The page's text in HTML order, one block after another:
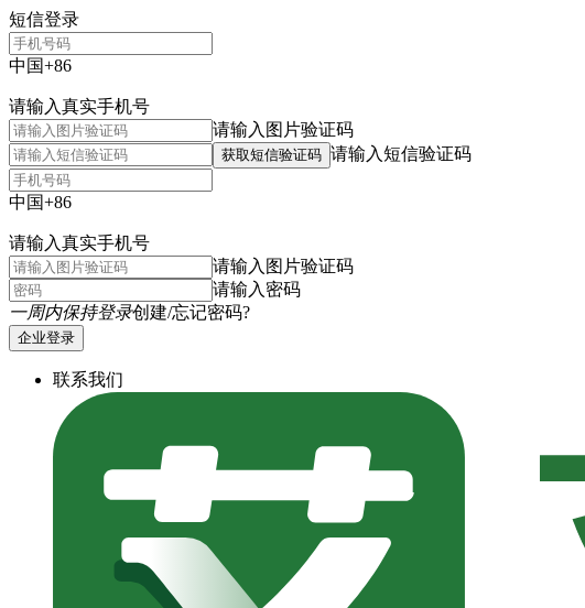
短信登录
中国+86
请输入真实手机号
请输入图片验证码
获取短信验证码 请输入短信验证码
中国+86
请输入真实手机号
请输入图片验证码
请输入密码
一周内保持登录创建/忘记密码?
企业登录
联系我们